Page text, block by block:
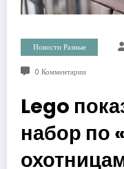
Новости Разные
0 Комментарии
Lego
набор по